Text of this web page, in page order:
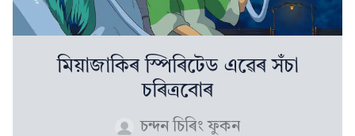
মিয়াজাকিৰ স্পিৰিটেড এৱেৰ সঁচা
চৰিত্ৰবোৰ
চন্দন চিৰিং ফুকন